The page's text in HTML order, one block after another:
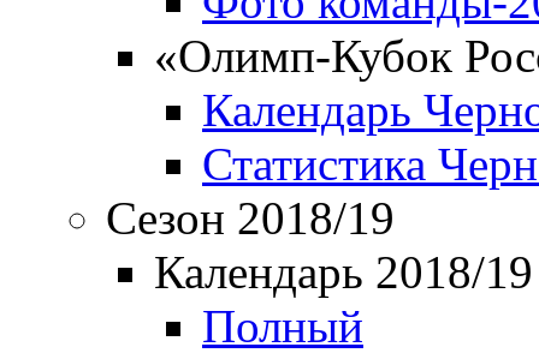
«Олимп-Кубок
Календарь
Статистика
Сезон 2018/19
Календарь 2018/19
Полный